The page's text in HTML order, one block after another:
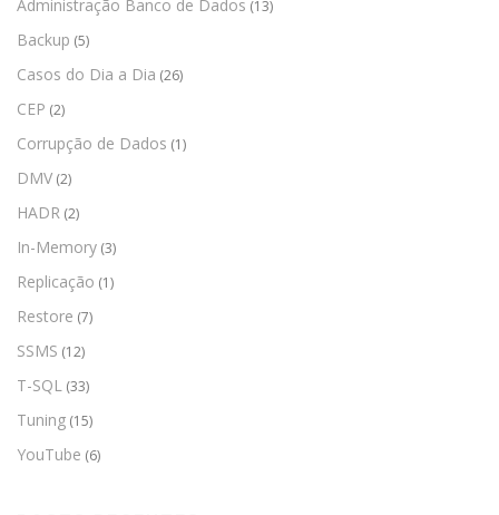
Administração Banco de Dados (13)
Backup (5)
Casos do Dia a Dia (26)
CEP (2)
Corrupção de Dados (1)
DMV (2)
HADR (2)
In-Memory (3)
Replicação (1)
Restore (7)
SSMS (12)
T-SQL (33)
Tuning (15)
YouTube (6)